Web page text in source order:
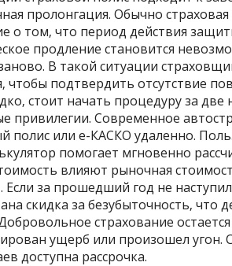
пролонгация. Обычно
о том‚ что период действия
продление становится
В такой ситуации
чтобы подтвердить отсутствие
стоит начать процедуру за две
привилегии. Современное
полис или е-КАСКО удаленно.
помогает мгновенно
влияют рыночная
Если за прошедший год не
скидка за безубыточность‚
страхование
ущерб или произошел угон.
доступна рассрочка.